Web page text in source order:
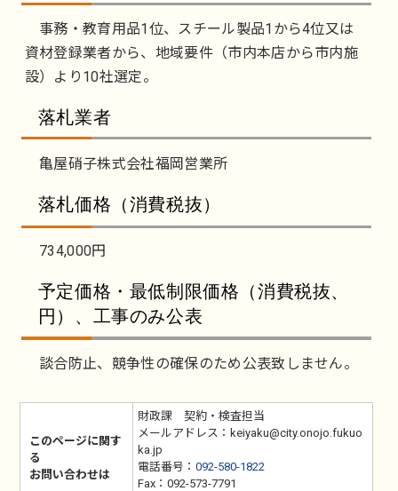
事務・教育用品1位、スチール製品1から4位又は
資材登録業者から、地域要件（市内本店から市内施
設）より10社選定。
落札業者
亀屋硝子株式会社福岡営業所
落札価格（消費税抜）
734,000円
予定価格・最低制限価格（消費税抜、
円）、工事のみ公表
談合防止、競争性の確保のため公表致しません。
このページに関す
る
お問い合わせは
財政課 契約・検査担当
メールアドレス：keiyaku@city.onojo.fukuo
ka.jp
電話番号： 092-580-1822
Fax：092-573-7791